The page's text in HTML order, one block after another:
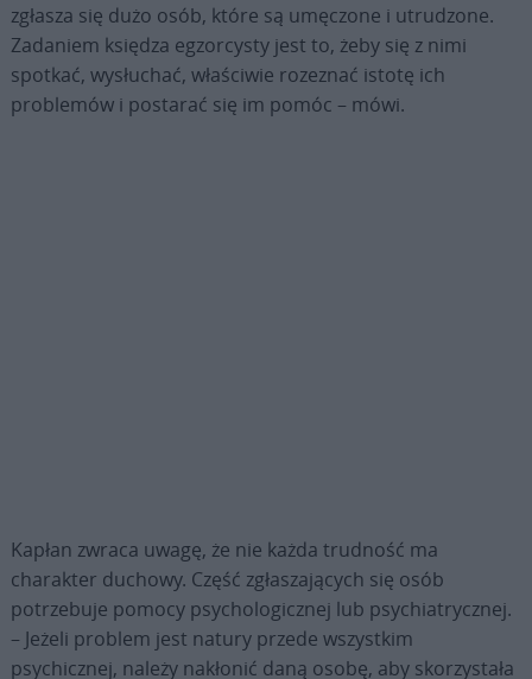
zgłasza się dużo osób, które są umęczone i utrudzone.
Zadaniem księdza egzorcysty jest to, żeby się z nimi
spotkać, wysłuchać, właściwie rozeznać istotę ich
problemów i postarać się im pomóc – mówi.
Kapłan zwraca uwagę, że nie każda trudność ma
charakter duchowy. Część zgłaszających się osób
potrzebuje pomocy psychologicznej lub psychiatrycznej.
– Jeżeli problem jest natury przede wszystkim
psychicznej, należy nakłonić daną osobę, aby skorzystała